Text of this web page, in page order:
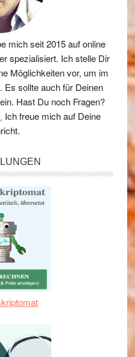
mich seit 2015 auf online
spezialisiert. Ich stelle Dir
Möglichkeiten vor, um im
Es sollte auch für Deinen
Hast Du noch Fragen?
Ich freue mich auf Deine